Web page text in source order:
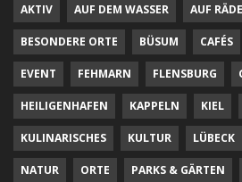
AKTIV AUF DEM WASSER AUF
BESONDERE ORTE BÜSUM CAFÉS
EVENT FEHMARN FLENSBURG
HEILIGENHAFEN KAPPELN KIEL
KULINARISCHES KULTUR LÜBECK
NATUR ORTE PARKS & GÄRTEN